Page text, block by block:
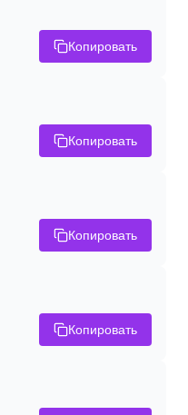
Копировать
Копировать
Копировать
Копировать